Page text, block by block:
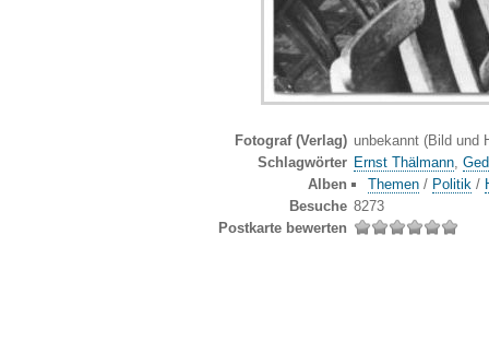
Fotograf (Verlag) unbekannt (Bild und
Schlagwörter Ernst Thälmann,
Alben
Themen/ Politik/
Besuche 8273
Postkarte bewerten